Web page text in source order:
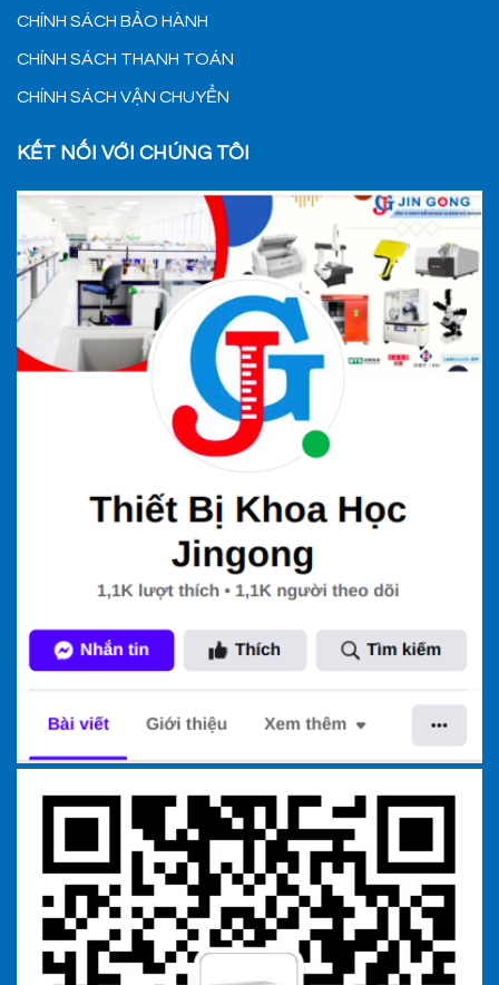
CHÍNH SÁCH BẢO HÀNH
CHÍNH SÁCH THANH TOÁN
CHÍNH SÁCH VẬN CHUYỂN
KẾT NỐI VỚI CHÚNG TÔI